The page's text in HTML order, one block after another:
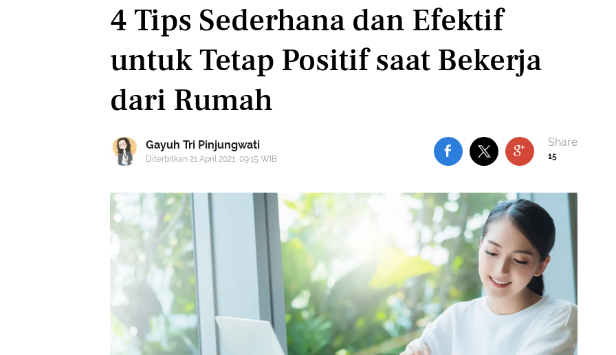
4 Tips Sederhana dan Efektif
untuk Tetap Positif saat Bekerja
dari Rumah
Gayuh Tri Pinjungwati
Diterbitkan 21 April 2021, 09:15 WIB 15